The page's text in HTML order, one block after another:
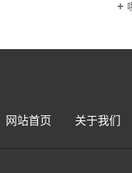
网站首页 关于我们